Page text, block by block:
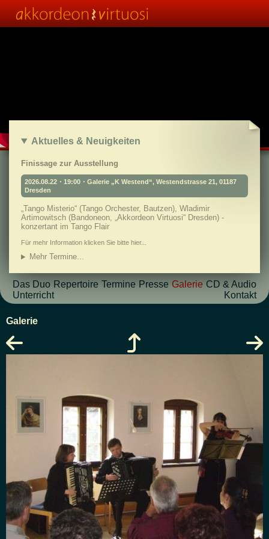
Aktuelles & Neuigkeiten
Finissage zur Ausstellung
2026.08.22・19:00・Galerie „K Westend“, Westendstrasse 21, 01187
Dresden
„Tango Misterio“ (Tango Orchester, Bautzen), Wladimir
Artimowitsch (Bandoneon, „Akkordeon Virtuosi“ Dresden) -
konzertant im Tango Flair
Für mehr Information klicken Sie bitte hier...
Mehr Termine...
Das Duo Repertoire Termine Presse Galerie CD & Audio
Unterricht
Kontakt
Galerie